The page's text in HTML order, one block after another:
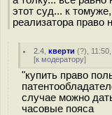
этот суд... к
реализатора право
2.4 ,кверти (?),
[к модератору]
"купить право
случае можно
часовые пояса